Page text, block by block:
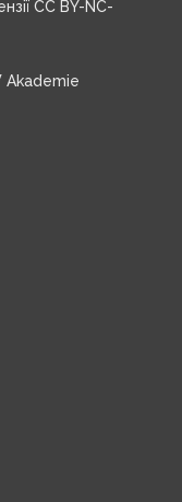
CC BY-NC-
Akademie